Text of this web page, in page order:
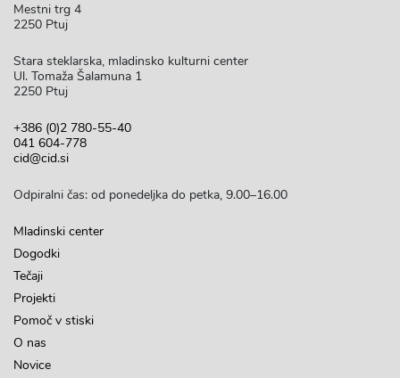
Mestni trg 4
2250 Ptuj
Stara steklarska, mladinsko kulturni center
Ul. Tomaža Šalamuna 1
2250 Ptuj
+386 (0)2 780-55-40
041 604-778
cid@cid.si
Odpiralni čas: od ponedeljka do petka, 9.00–16.00
Mladinski center
Dogodki
Tečaji
Projekti
Pomoč v stiski
O nas
Novice